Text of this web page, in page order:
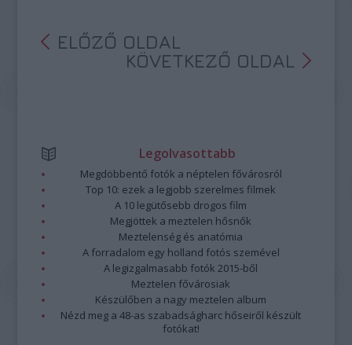
ELŐZŐ OLDAL
KÖVETKEZŐ OLDAL
Legolvasottabb
Megdöbbentő fotók a néptelen fővárosról
Top 10: ezek a legjobb szerelmes filmek
A 10 legütősebb drogos film
Megjöttek a meztelen hősnők
Meztelenség és anatómia
A forradalom egy holland fotós szemével
A legizgalmasabb fotók 2015-ből
Meztelen fővárosiak
Készülőben a nagy meztelen album
Nézd meg a 48-as szabadságharc hőseiről készült
fotókat!